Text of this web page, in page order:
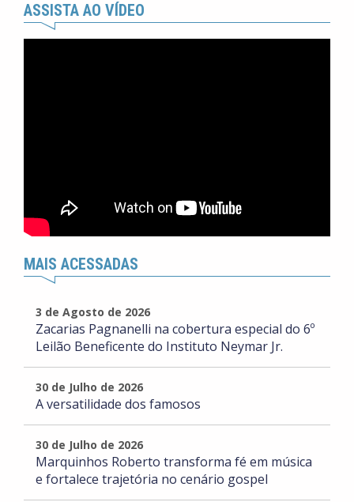
ASSISTA AO VÍDEO
MAIS ACESSADAS
3 de Agosto de 2026
Zacarias Pagnanelli na cobertura especial do 6º
Leilão Beneficente do Instituto Neymar Jr.
30 de Julho de 2026
A versatilidade dos famosos
30 de Julho de 2026
Marquinhos Roberto transforma fé em música
e fortalece trajetória no cenário gospel